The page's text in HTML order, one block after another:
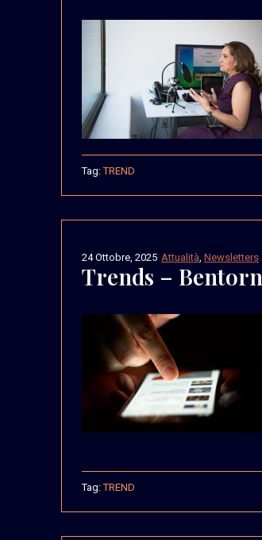
Tag:TREND
Attualità Newsletters
24 Ottobre, 2025
Trends –
Tag:TREND